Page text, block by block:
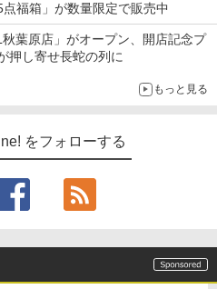
福箱」が数量限定で販売中
葉原店」がオープン、開店記念プ
押し寄せ長蛇の列に
もっと見る
をフォローする